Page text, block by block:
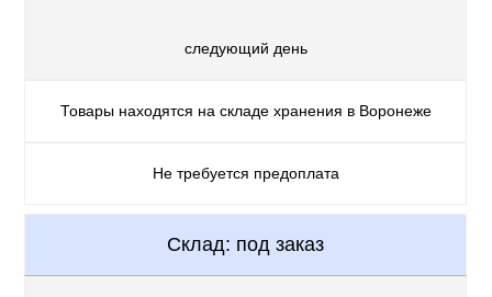
следующий день
Товары находятся на складе хранения в Воронеже
Не требуется предоплата
Склад: под заказ